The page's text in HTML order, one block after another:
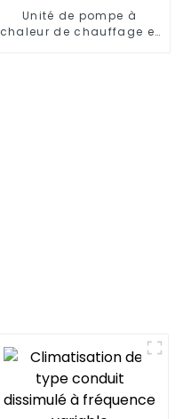
Unité de pompe à
chaleur de chauffage et